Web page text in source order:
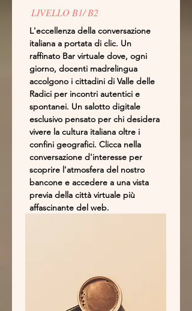
LIVELLO B1/ B2
L'eccellenza della conversazione
italiana a portata di clic. Un
raffinato Bar virtuale dove, ogni
giorno, docenti madrelingua
accolgono i cittadini di Valle delle
Radici per incontri autentici e
spontanei. Un salotto digitale
esclusivo pensato per chi desidera
vivere la cultura italiana oltre i
confini geografici. Clicca nella
conversazione d'interesse per
scoprire l'atmosfera del nostro
bancone e accedere a una vista
previa della città virtuale più
affascinante del web.